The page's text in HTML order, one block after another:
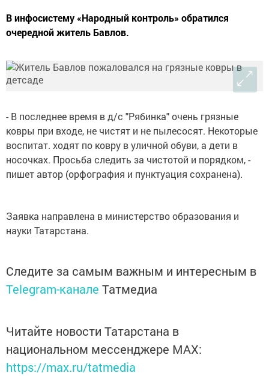
В инфосистему «Народный контроль» обратился
очередной житель Бавлов.
- В последнее время в д/с "Рябинка" очень грязные
ковры при входе, не чистят и не пылесосят. Некоторые
воспитат. ходят по ковру в уличной обуви, а дети в
носочках. Просьба следить за чистотой и порядком, -
пишет автор (орфография и пунктуация сохранена).
Заявка направлена в министерство образования и
науки Татарстана.
Следите за самым важным и интересным в
Telegram-канале Татмедиа
Читайте новости Татарстана в
национальном мессенджере MАХ:
https://max.ru/tatmedia